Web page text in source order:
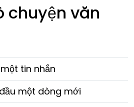
chuyện văn
tin nhắn
một dòng mới